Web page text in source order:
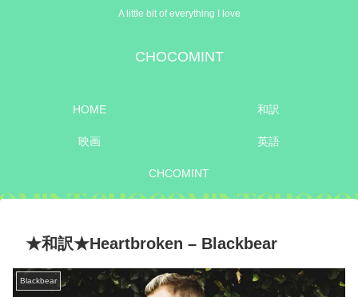
A little bit of everything I love
CHOCOMINT
HOME 和訳
映画 英語
CHCOMINT
★和訳★Heartbroken – Blackbear
Blackbear